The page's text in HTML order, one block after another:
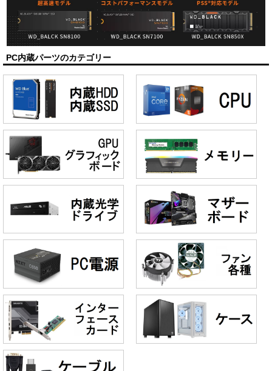
PC内蔵パーツのカテゴリー